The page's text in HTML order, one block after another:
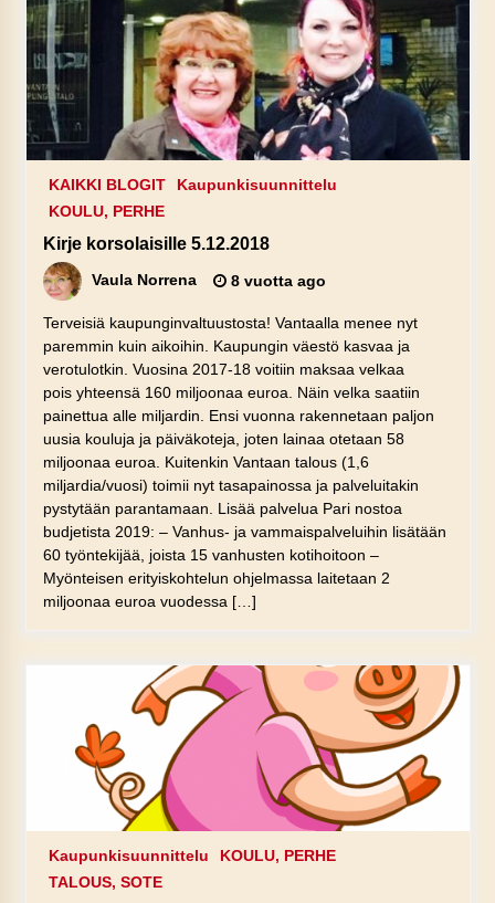
KAIKKI BLOGIT
Kaupunkisuunnittelu
KOULU, PERHE
Kirje korsolaisille 5.12.2018
Vaula Norrena 8 vuotta ago
Terveisiä kaupunginvaltuustosta! Vantaalla menee nyt
paremmin kuin aikoihin. Kaupungin väestö kasvaa ja
verotulotkin. Vuosina 2017-18 voitiin maksaa velkaa
pois yhteensä 160 miljoonaa euroa. Näin velka saatiin
painettua alle miljardin. Ensi vuonna rakennetaan paljon
uusia kouluja ja päiväkoteja, joten lainaa otetaan 58
miljoonaa euroa. Kuitenkin Vantaan talous (1,6
miljardia/vuosi) toimii nyt tasapainossa ja palveluitakin
pystytään parantamaan. Lisää palvelua Pari nostoa
budjetista 2019: – Vanhus- ja vammaispalveluihin lisätään
60 työntekijää, joista 15 vanhusten kotihoitoon –
Myönteisen erityiskohtelun ohjelmassa laitetaan 2
miljoonaa euroa vuodessa […]
Kaupunkisuunnittelu
KOULU, PERHE
TALOUS, SOTE